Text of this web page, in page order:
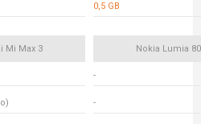
0,5 GB
Mi Max 3 Nokia Lumia
-
-